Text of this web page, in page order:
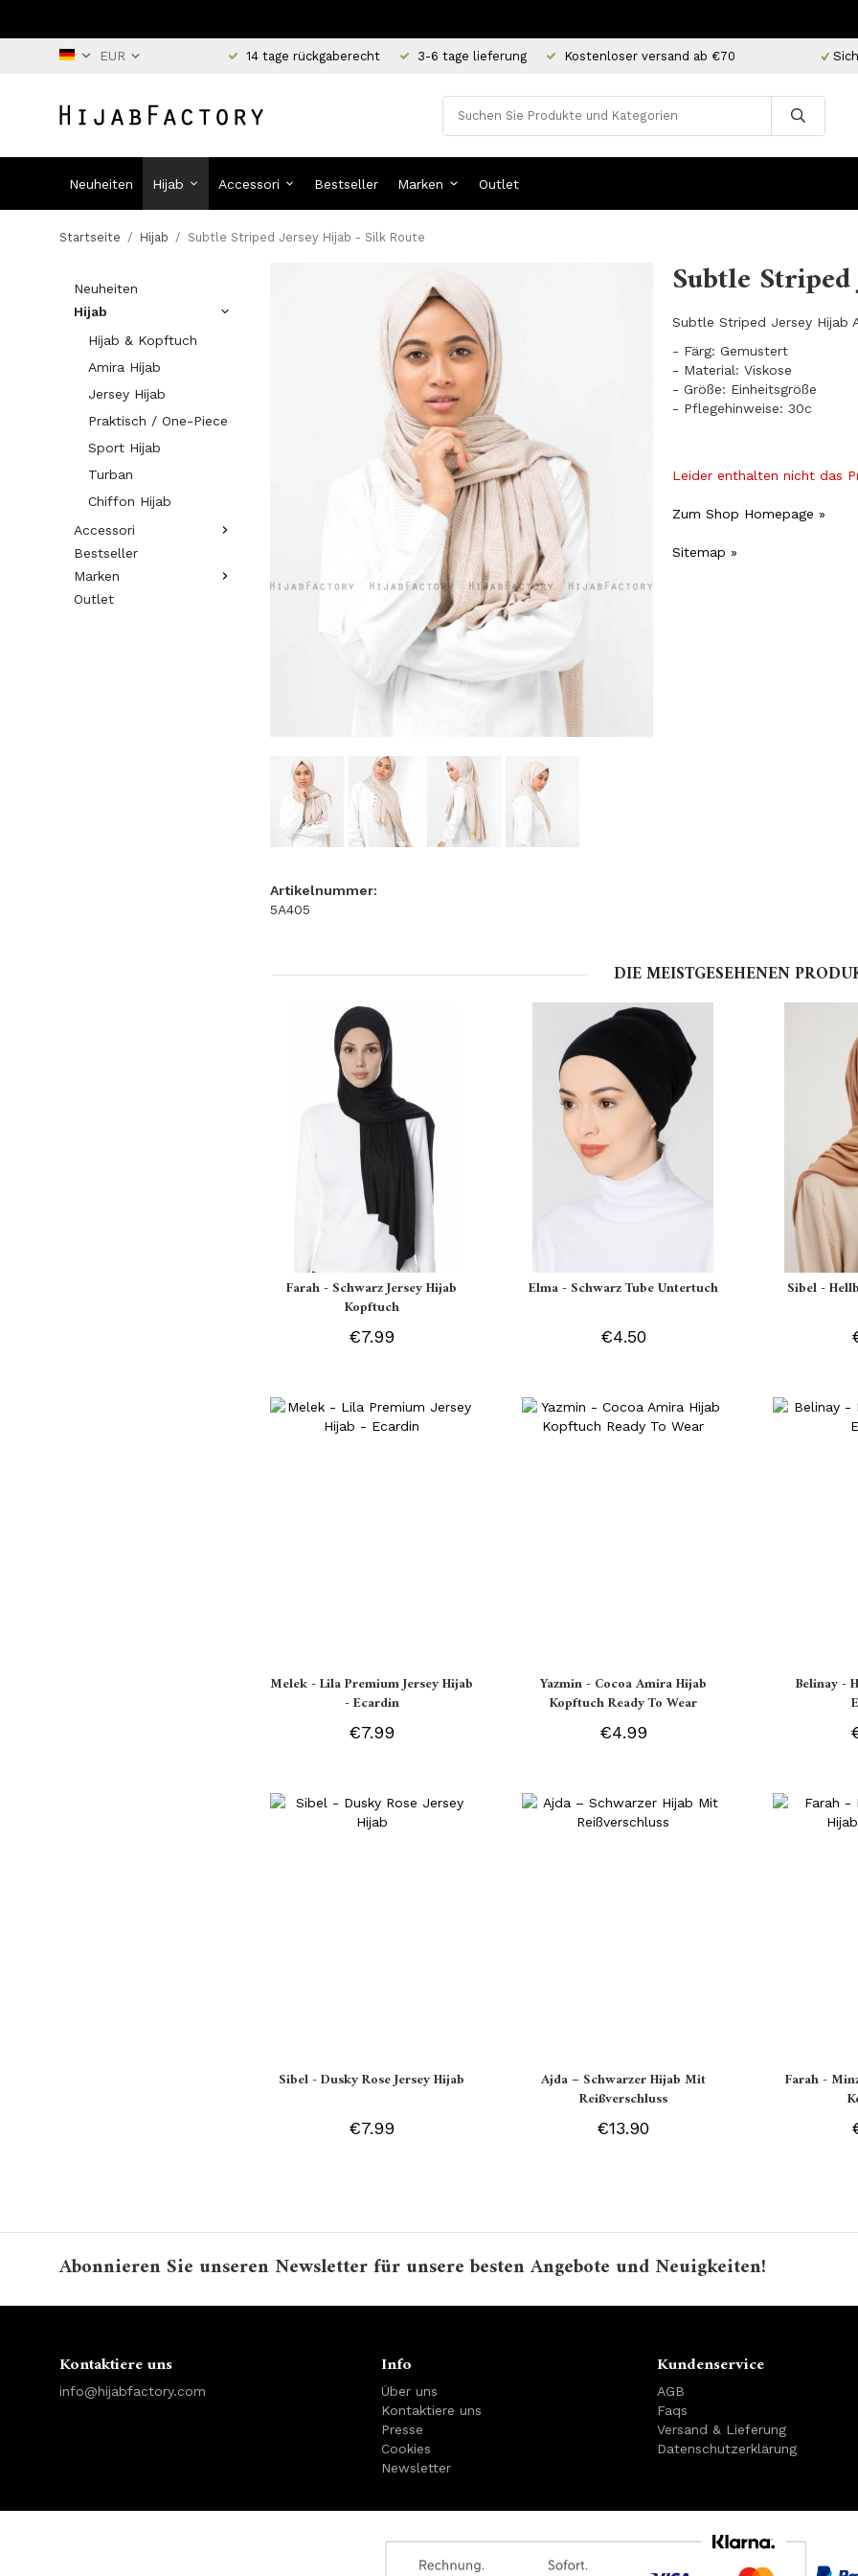
14 tage rückgaberecht 3-6 tage lieferung Kostenloser versand ab €70
Neuheiten Hijab Accessori Bestseller Marken Outlet
Startseite / Hijab / Subtle Striped Jersey Hijab - Silk Route
Neuheiten
Hijab
Hijab & Kopftuch
Amira Hijab
Jersey Hijab
Praktisch / One-Piece
Sport Hijab
Turban
Chiffon Hijab
Accessori
Bestseller
Marken
Outlet
Subtle
Subtle Striped Jersey Hijab
- Färg: Gemustert
- Material: Viskose
- Größe: Einheitsgröße
- Pflegehinweise: 30c
Leider enthalten nicht das
Zum Shop Homepage »
Sitemap »
Artikelnummer:
5A405
DIE MEISTGESEHENEN
Farah - Schwarz Jersey Hijab
Kopftuch
€7.99
Elma - Schwarz Tube Untertuch
€4.50
Sibel -
Melek - Lila Premium Jersey Hijab
- Ecardin
€7.99
Yazmin - Cocoa Amira Hijab
Kopftuch Ready To Wear
€4.99
Belinay -
Sibel - Dusky Rose Jersey Hijab
€7.99
Ajda – Schwarzer Hijab Mit
Reißverschluss
€13.90
Farah -
Abonnieren Sie unseren Newsletter für unsere besten Angebote und Neuigkeiten!
Kontaktiere uns
info@hijabfactory.com
Info
Über uns
Kontaktiere uns
Presse
Cookies
Newsletter
Kundenservice
AGB
Faqs
Versand & Lieferung
Datenschutzerklärung